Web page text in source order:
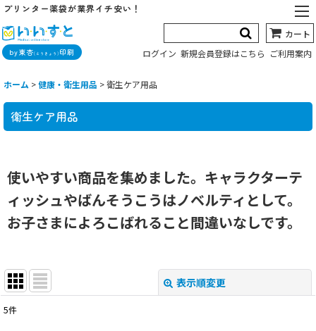
プリンター薬袋が業界イチ安い！
by東杏(とうきょう) 印刷
カート
ログイン 新規会員登録はこちら ご利用案内
ホーム >健康・衛生用品 >衛生ケア用品
衛生ケア用品
使いやすい商品を集めました。キャラクターテ
ィッシュやばんそうこうはノベルティとして。
お子さまによろこばれること間違いなしです。
表示順変更
5件